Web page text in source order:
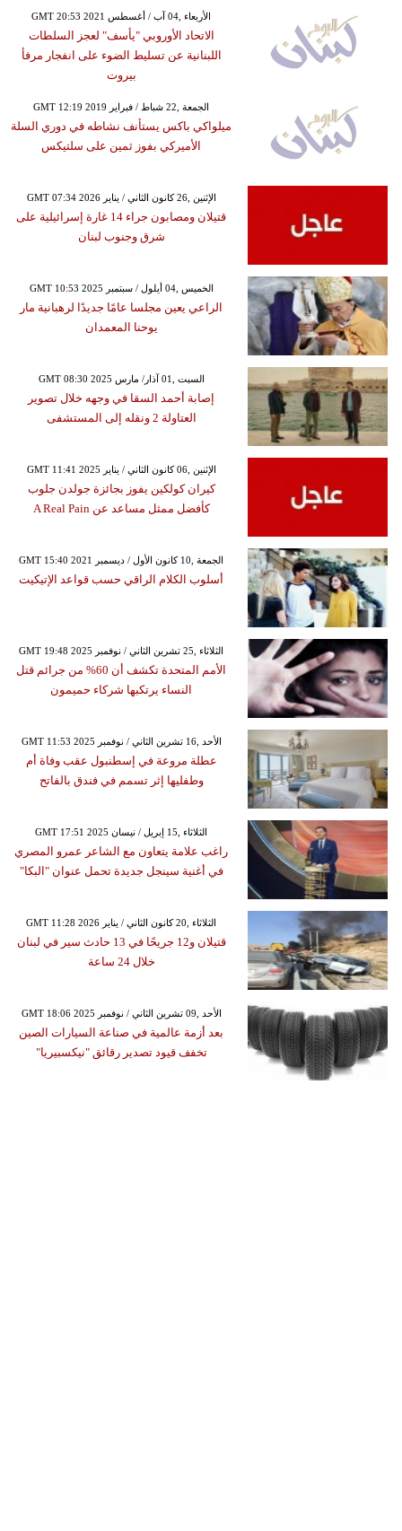
GMT 20:53 2021 الأربعاء ,04 آب / أغسطس
الاتحاد الأوروبي "يأسف" لعجز السلطات
اللبنانية عن تسليط الضوء على انفجار مرفأ
بيروت
GMT 12:19 2019 الجمعة ,22 شباط / فبراير
ميلواكي باكس يستأنف نشاطه في دوري السلة
الأميركي بفوز ثمين على سلتيكس
GMT 07:34 2026 الإثنين ,26 كانون الثاني / يناير
قتيلان ومصابون جراء 14 غارة إسرائيلية على
شرق وجنوب لبنان
GMT 10:53 2025 الخميس ,04 أيلول / سبتمبر
الراعي يعين مجلسا عامًا جديدًا لرهبانية مار
يوحنا المعمدان
GMT 08:30 2025 السبت ,01 آذار/ مارس
إصابة أحمد السقا في وجهه خلال تصوير
العتاولة 2 ونقله إلى المستشفى
GMT 11:41 2025 الإثنين ,06 كانون الثاني / يناير
كيران كولكين يفوز بجائزة جولدن جلوب
كأفضل ممثل مساعد عن A Real Pain
GMT 15:40 2021 الجمعة ,10 كانون الأول / ديسمبر
أسلوب الكلام الراقي حسب قواعد الإتيكيت
GMT 19:48 2025 الثلاثاء ,25 تشرين الثاني / نوفمبر
الأمم المتحدة تكشف أن 60% من جرائم قتل
النساء يرتكبها شركاء حميمون
GMT 11:53 2025 الأحد ,16 تشرين الثاني / نوفمبر
عطلة مروعة في إسطنبول عقب وفاة أم
وطفليها إثر تسمم في فندق بالفاتح
GMT 17:51 2025 الثلاثاء ,15 إبريل / نيسان
راغب علامة يتعاون مع الشاعر عمرو المصري
في أغنية سينجل جديدة تحمل عنوان "البكا"
GMT 11:28 2026 الثلاثاء ,20 كانون الثاني / يناير
قتيلان و12 جريحًا في 13 حادث سير في لبنان
خلال 24 ساعة
GMT 18:06 2025 الأحد ,09 تشرين الثاني / نوفمبر
بعد أزمة عالمية في صناعة السيارات الصين
تخفف قيود تصدير رقائق "نيكسبيريا"